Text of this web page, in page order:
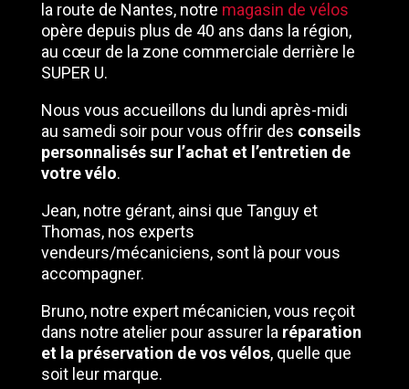
la route de Nantes, notre magasin de vélos
opère depuis plus de 40 ans dans la région,
au cœur de la zone commerciale derrière le
SUPER U.
Nous vous accueillons du lundi après-midi
au samedi soir pour vous offrir des conseils
personnalisés sur l’achat et l’entretien de
votre vélo.
Jean, notre gérant, ainsi que Tanguy et
Thomas, nos experts
vendeurs/mécaniciens, sont là pour vous
accompagner.
Bruno, notre expert mécanicien, vous reçoit
dans notre atelier pour assurer la réparation
et la préservation de vos vélos, quelle que
soit leur marque.